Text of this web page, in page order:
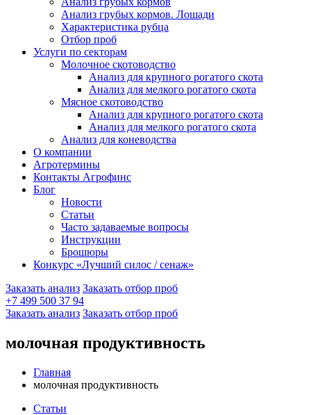
Анализ грубых кормов. Лошади
Характеристика рубца
Отбор проб
Услуги по секторам
Молочное скотоводство
Анализ для крупного рогатого скота
Анализ для мелкого рогатого скота
Мясное скотоводство
Анализ для крупного рогатого скота
Анализ для мелкого рогатого скота
Анализ для коневодства
О компании
Агротермины
Контакты Агрофинс
Блог
Новости
Статьи
Часто задаваемые вопросы
Инструкции
Брошюры
Конкурс «Лучший силос / сенаж»
Заказать анализ Заказать отбор проб
+7 499 500 37 94
Заказать анализ Заказать отбор проб
молочная продуктивность
Главная
молочная продуктивность
Статьи